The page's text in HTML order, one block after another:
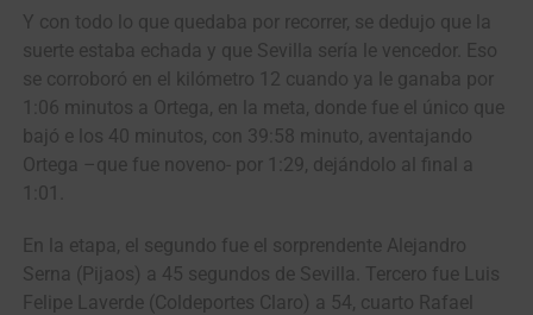
Y con todo lo que quedaba por recorrer, se dedujo que la
suerte estaba echada y que Sevilla sería le vencedor. Eso
se corroboró en el kilómetro 12 cuando ya le ganaba por
1:06 minutos a Ortega, en la meta, donde fue el único que
bajó e los 40 minutos, con 39:58 minuto, aventajando
Ortega –que fue noveno- por 1:29, dejándolo al final a
1:01.
En la etapa, el segundo fue el sorprendente Alejandro
Serna (Pijaos) a 45 segundos de Sevilla. Tercero fue Luis
Felipe Laverde (Coldeportes Claro) a 54, cuarto Rafael